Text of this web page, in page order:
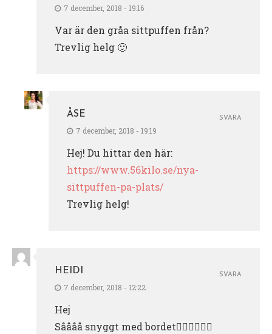
7 december, 2018 - 19:16
Var är den gråa sittpuffen från?
Trevlig helg 🙂
ÅSE
7 december, 2018 - 19:19
Hej! Du hittar den här:
https://www.56kilo.se/nya-
sittpuffen-pa-plats/
Trevlig helg!
SVARA
HEIDI
7 december, 2018 - 12:22
Hej
Såååå snyggt med bordet👌🏼👌🏼👌🏼
SVARA